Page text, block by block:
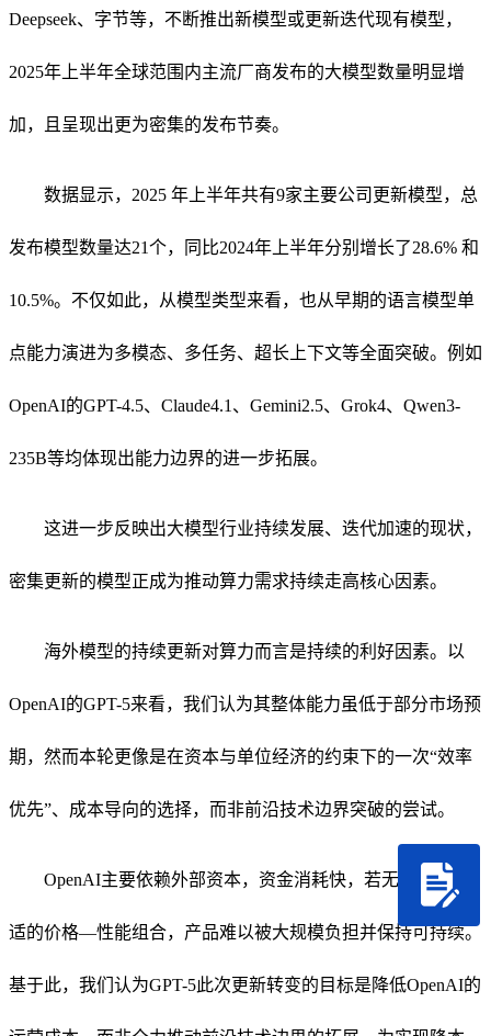
Deepseek、字节等，不断推出新模型或更新迭代现有模型，
2025年上半年全球范围内主流厂商发布的大模型数量明显增
加，且呈现出更为密集的发布节奏。
数据显示，2025 年上半年共有9家主要公司更新模型，总
发布模型数量达21个，同比2024年上半年分别增长了28.6% 和
10.5%。不仅如此，从模型类型来看，也从早期的语言模型单
点能力演进为多模态、多任务、超长上下文等全面突破。例如
OpenAI的GPT-4.5、Claude4.1、Gemini2.5、Grok4、Qwen3-
235B等均体现出能力边界的进一步拓展。
这进一步反映出大模型行业持续发展、迭代加速的现状，
密集更新的模型正成为推动算力需求持续走高核心因素。
海外模型的持续更新对算力而言是持续的利好因素。以
OpenAI的GPT-5来看，我们认为其整体能力虽低于部分市场预
期，然而本轮更像是在资本与单位经济的约束下的一次“效率
优先”、成本导向的选择，而非前沿技术边界突破的尝试。
OpenAI主要依赖外部资本，资金消耗快，若无法形成合
适的价格—性能组合，产品难以被大规模负担并保持可持续。
基于此，我们认为GPT-5此次更新转变的目标是降低OpenAI的